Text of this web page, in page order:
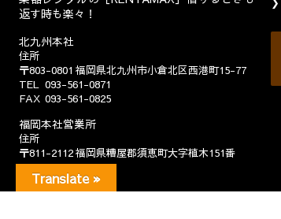
返す時も楽々！
北九州本社
住所
〒803-0801 福岡県北九州市小倉北区西港町15-77
TEL
093-561-0871
FAX 093-561-0825
福岡本社営業所
住所
〒811-2112福岡県糟屋郡須恵町大字植木151番
TEL 092-937-5531
FAX 092-937-5532
Translate »